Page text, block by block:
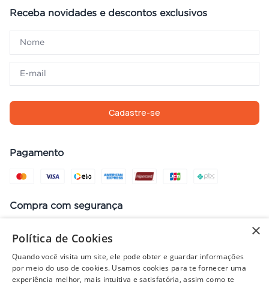
Receba novidades e descontos exclusivos
Cadastre-se
Pagamento
Compra com segurança
Preços, promoções, condições de pagamento e frete válidos apenas
para compras no site. Em caso de divergência, prevalece o valor do
×
Política de Cookies
Quando você visita um site, ele pode obter e guardar informações
por meio do uso de cookies. Usamos cookies para te fornecer uma
experiência melhor, mais intuitiva e satisfatória, assim como te